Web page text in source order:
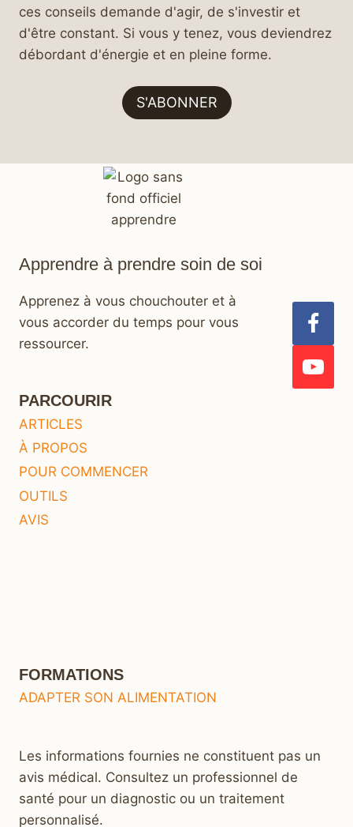
ces conseils demande d'agir, de s'investir et
d'être constant. Si vous y tenez, vous deviendrez
débordant d'énergie et en pleine forme.
S'ABONNER
Apprendre à prendre soin de soi
Apprenez à vous chouchouter et à
vous accorder du temps pour vous
ressourcer.
PARCOURIR
ARTICLES
À PROPOS
POUR COMMENCER
OUTILS
AVIS
FORMATIONS
ADAPTER SON ALIMENTATION
Les informations fournies ne constituent pas un
avis médical. Consultez un professionnel de
santé pour un diagnostic ou un traitement
personnalisé.